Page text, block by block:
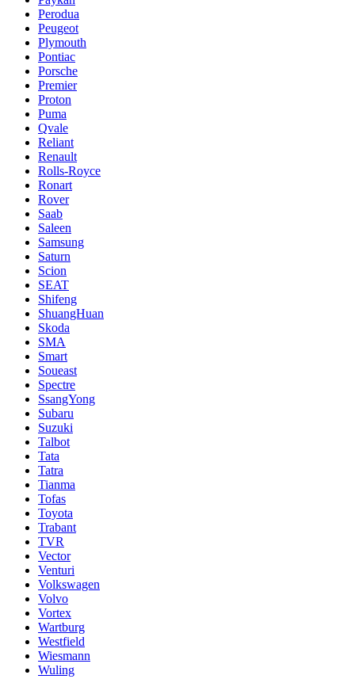
Perodua
Peugeot
Plymouth
Pontiac
Porsche
Premier
Proton
Puma
Qvale
Reliant
Renault
Rolls-Royce
Ronart
Rover
Saab
Saleen
Samsung
Saturn
Scion
SEAT
Shifeng
ShuangHuan
Skoda
SMA
Smart
Soueast
Spectre
SsangYong
Subaru
Suzuki
Talbot
Tata
Tatra
Tianma
Tofas
Toyota
Trabant
TVR
Vector
Venturi
Volkswagen
Volvo
Vortex
Wartburg
Westfield
Wiesmann
Wuling